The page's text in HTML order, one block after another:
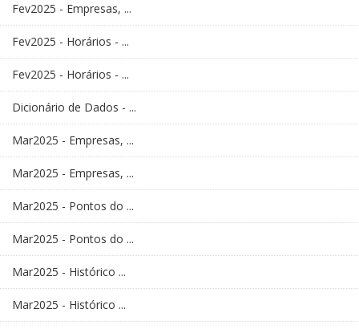
Fev2025 - Empresas, ...
Fev2025 - Horários - ...
Fev2025 - Horários - ...
Dicionário de Dados - ...
Mar2025 - Empresas, ...
Mar2025 - Empresas, ...
Mar2025 - Pontos do ...
Mar2025 - Pontos do ...
Mar2025 - Histórico ...
Mar2025 - Histórico ...